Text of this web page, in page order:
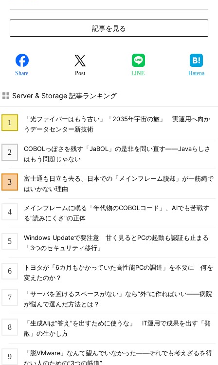
記事を見る
Share Post LINE Hatena
Server & Storage 記事ランキング
「光ファイバーはもう古い」「2035年宇宙の旅」 実運用へ向か
うデータセンター新技術
COBOLっぽさを残す「JaBOL」の是非を問い直す――Javaらしさ
はもう問題じゃない
富士通も日立も去る、日本での「メインフレーム脱却」が一筋縄で
はいかない理由
メインフレームに眠る「年代物のCOBOLコード」、AIでも苦戦す
る"読みにくさ"の正体
Windows Updateで要注意 甘く見るとPCの起動も認証も止まる
「3つのセキュリティ移行」
トヨタが「6カ月もかかっていた高性能PCの調達」を不要に 何を
変えたのか？
「サーバを置けるスペースがない」なら“外”に作ればいい――病院
が悩んで選んだ方法とは？
「生成AIは“答え”を出すために使うな」 IT運用で成果を出す「発
散」の生かし方
「脱VMware」なんて望んでいなかった――それでも考えざるを得
ない人のための“3つの筋道”